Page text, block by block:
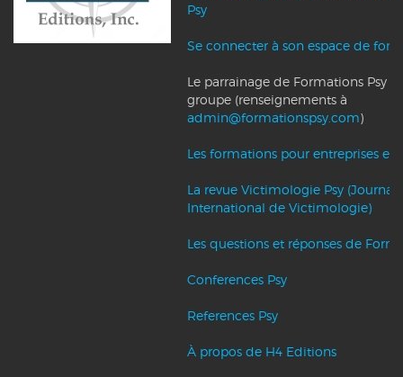
Psy
Se connecter à son espace de
Le parrainage de Formations Psy
groupe (renseignements à
admin@formationspsy.com)
Les formations pour entreprises et
La revue Victimologie Psy (Journal
International de Victimologie)
Les questions et réponses de
Conferences Psy
References Psy
À propos de H4 Editions